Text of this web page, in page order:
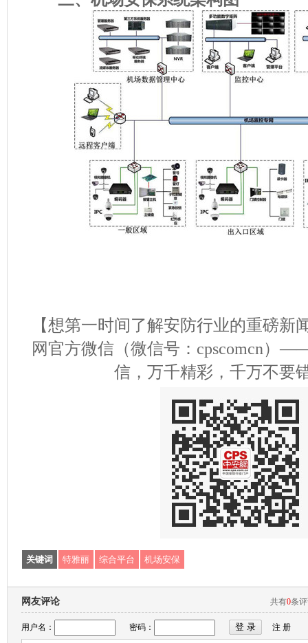
【想第一时间了解安防行业的重磅新
网官方微信（微信号：cpscomcn）
信，万千精彩，千万不要
关键词 特雅丽 综合平台 机场安保
网友评论 共有0条
用户名： 密码： 注 册